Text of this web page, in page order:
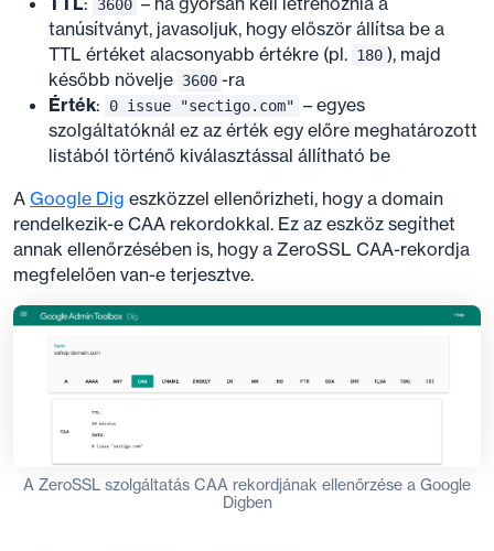
3600
tanúsítványt, javasoljuk, hogy először állítsa be a
TTL értéket alacsonyabb értékre (pl. 180 ), majd
később növelje 3600 -ra
Érték: 0 issue "sectigo.com" – egyes
szolgáltatóknál ez az érték egy előre meghatározott
listából történő kiválasztással állítható be
A Google Dig eszközzel ellenőrizheti, hogy a domain
rendelkezik-e CAA rekordokkal. Ez az eszköz segíthet
annak ellenőrzésében is, hogy a ZeroSSL CAA-rekordja
megfelelően van-e terjesztve.
A ZeroSSL szolgáltatás CAA rekordjának ellenőrzése a Google
Digben